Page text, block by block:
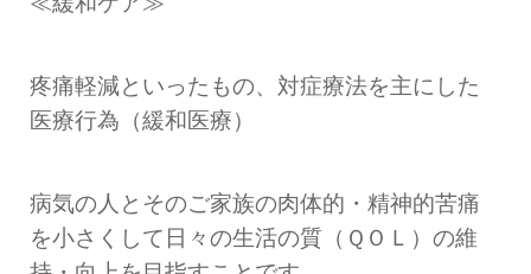
疼痛軽減といったもの、対症療法を主にした
医療行為（緩和医療）
病気の人とそのご家族の肉体的・精神的苦痛
を小さくして日々の生活の質（ＱＯＬ）の維